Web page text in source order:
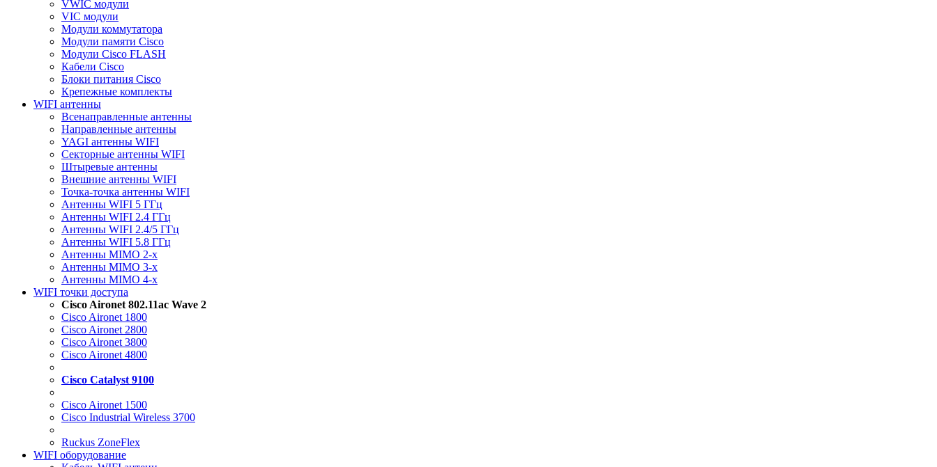
VWIC модули
VIC модули
Модули коммутатора
Модули памяти Cisco
Модули Cisco FLASH
Кабели Cisco
Блоки питания Cisco
Крепежные комплекты
WIFI антенны
Всенаправленные антенны
Направленные антенны
YAGI антенны WIFI
Секторные антенны WIFI
Штыревые антенны
Внешние антенны WIFI
Точка-точка антенны WIFI
Антенны WIFI 5 ГГц
Антенны WIFI 2.4 ГГц
Антенны WIFI 2.4/5 ГГц
Антенны WIFI 5.8 ГГц
Антенны MIMO 2-x
Антенны MIMO 3-x
Антенны MIMO 4-x
WIFI точки доступа
Cisco Aironet 802.11ac Wave 2
Cisco Aironet 1800
Cisco Aironet 2800
Cisco Aironet 3800
Cisco Aironet 4800
Cisco Catalyst 9100
Cisco Aironet 1500
Cisco Industrial Wireless 3700
Ruckus ZoneFlex
WIFI оборудование